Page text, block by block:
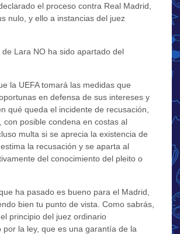
el proceso contra Real Madrid,
nulo, y ello a instancias del juez
de Lara NO ha sido apartado del
la UEFA tomará las medidas que
en defensa de sus intereses y
qué queda el incidente de recusación,
con posible condena en costas al
multa si se aprecia la existencia de
la recusación y se aparta al
del conocimiento del pleito o
ha pasado es bueno para el Madrid,
bien tu punto de vista. Como sabrás,
principio del juez ordinario
por la ley, que es una garantía de la